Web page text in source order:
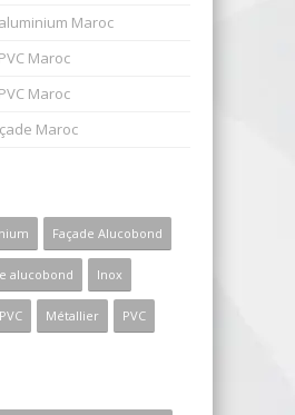
Maroc
Maroc
Maroc
Maroc
Façade Alucobond
alucobond Inox
Métallier PVC